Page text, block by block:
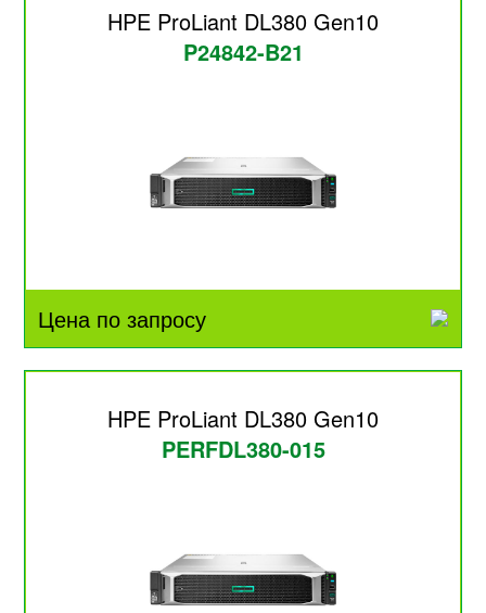
HPE ProLiant DL380 Gen10
P24842-B21
Цена по запросу
HPE ProLiant DL380 Gen10
PERFDL380-015